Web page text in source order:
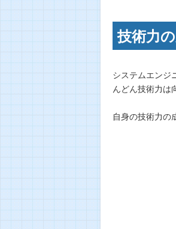
技術力
システムエンジ
んどん技術力は
自身の技術力の